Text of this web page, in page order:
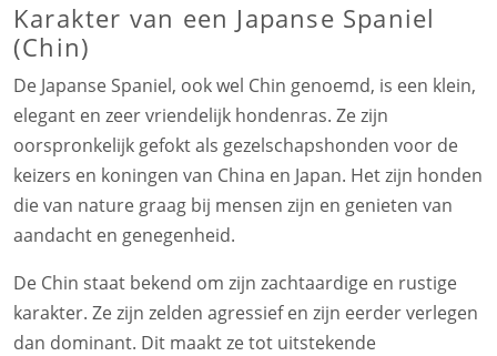
Karakter van een Japanse Spaniel
(Chin)
De Japanse Spaniel, ook wel Chin genoemd, is een klein,
elegant en zeer vriendelijk hondenras. Ze zijn
oorspronkelijk gefokt als gezelschapshonden voor de
keizers en koningen van China en Japan. Het zijn honden
die van nature graag bij mensen zijn en genieten van
aandacht en genegenheid.
De Chin staat bekend om zijn zachtaardige en rustige
karakter. Ze zijn zelden agressief en zijn eerder verlegen
dan dominant. Dit maakt ze tot uitstekende